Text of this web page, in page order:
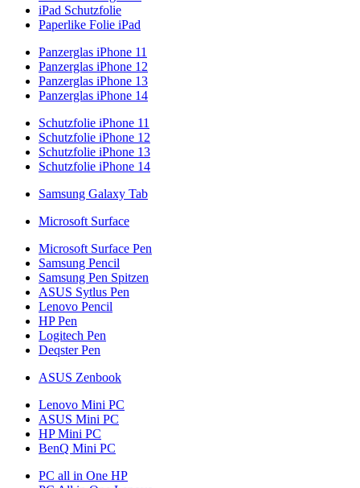
iPad Schutzfolie
Paperlike Folie iPad
Panzerglas iPhone 11
Panzerglas iPhone 12
Panzerglas iPhone 13
Panzerglas iPhone 14
Schutzfolie iPhone 11
Schutzfolie iPhone 12
Schutzfolie iPhone 13
Schutzfolie iPhone 14
Samsung Galaxy Tab
Microsoft Surface
Microsoft Surface Pen
Samsung Pencil
Samsung Pen Spitzen
ASUS Sytlus Pen
Lenovo Pencil
HP Pen
Logitech Pen
Deqster Pen
ASUS Zenbook
Lenovo Mini PC
ASUS Mini PC
HP Mini PC
BenQ Mini PC
PC all in One HP